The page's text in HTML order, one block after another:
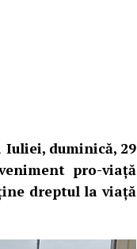
duminică, 29
pro-viață
dreptul la viață